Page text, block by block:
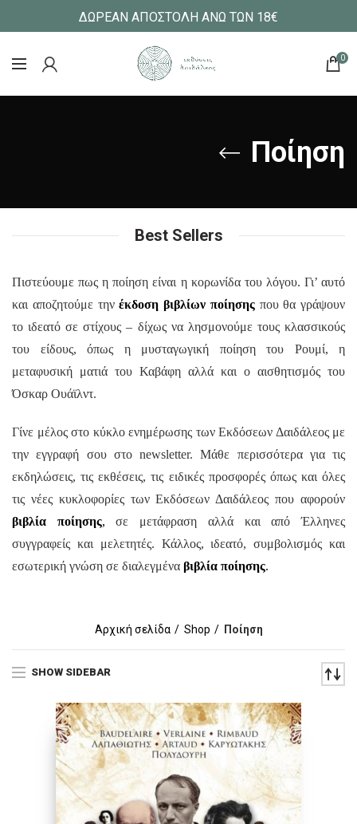
ΔΩΡΕΑΝ ΑΠΟΣΤΟΛΗ ΑΝΩ ΤΩΝ 18€
0
Ποίηση
Best Sellers
Πιστεύουμε πως η ποίηση είναι η κορωνίδα του λόγου. Γι’ αυτό
και αποζητούμε τηνέκδοση βιβλίων ποίησηςπου θα γράψουν
το ιδεατό σε στίχους – δίχως να λησμονούμε τους κλασσικούς
του είδους, όπως η μυσταγωγική ποίηση του Ρουμί, η
μεταφυσική ματιά του Καβάφη αλλά και ο αισθητισμός του
Όσκαρ Ουάϊλντ.
Γίνε μέλος στο κύκλο ενημέρωσης των Εκδόσεων Δαιδάλεος με
την εγγραφή σου στο newsletter.Μάθε περισσότερα για τις
εκδηλώσεις, τις εκθέσεις, τις ειδικές προσφορές όπως και όλες
τις νέες κυκλοφορίες των Εκδόσεων Δαιδάλεος που αφορούν
βιβλία ποίησης, σε μετάφραση αλλά και από Έλληνες
συγγραφείς και μελετητές. Κάλλος, ιδεατό, συμβολισμός και
εσωτερική γνώση σε διαλεγμένα βιβλία ποίησης.
Αρχική σελίδα Shop Ποίηση
SHOW SIDEBAR